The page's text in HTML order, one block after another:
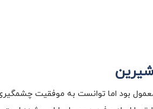
بود اما توانست به موفقیت